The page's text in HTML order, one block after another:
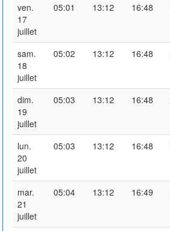
ven.
17
juillet
05:01 13:12 16:48
sam.
18
juillet
05:02 13:12 16:48
dim.
19
juillet
05:03 13:12 16:48
lun.
20
juillet
05:03 13:12 16:48
mar.
21
juillet
05:04 13:12 16:49